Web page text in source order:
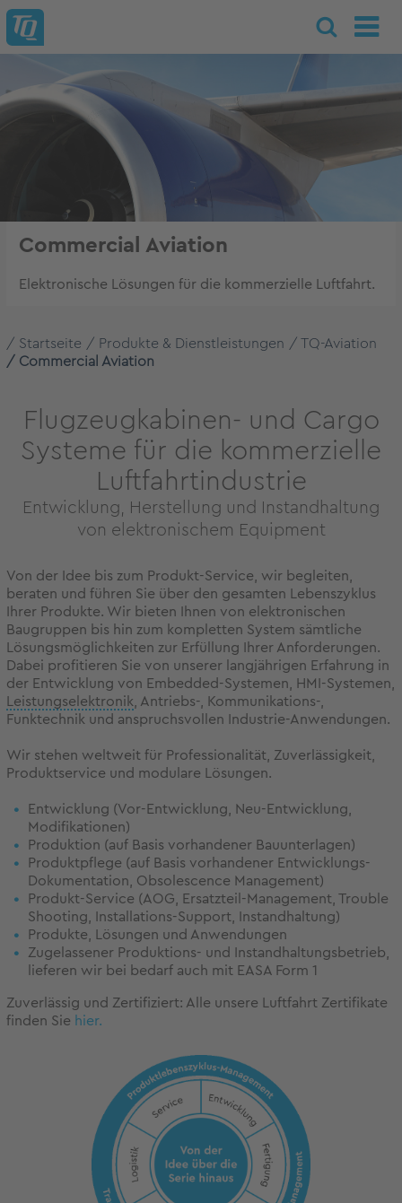
Commercial Aviation
Elektronische Lösungen für die kommerzielle Luftfahrt.
Startseite Produkte & Dienstleistungen
TQ-Aviation
Commercial Aviation
Flugzeugkabinen- und Cargo
Systeme für die kommerzielle
Luftfahrtindustrie
Entwicklung, Herstellung und Instandhaltung
von elektronischem Equipment
Von der Idee bis zum Produkt-Service, wir begleiten,
beraten und führen Sie über den gesamten Lebenszyklus
Ihrer Produkte. Wir bieten Ihnen von elektronischen
Baugruppen bis hin zum kompletten System sämtliche
Lösungsmöglichkeiten zur Erfüllung Ihrer Anforderungen.
Dabei profitieren Sie von unserer langjährigen Erfahrung in
der Entwicklung von Embedded-Systemen, HMI-Systemen,
Leistungselektronik , Antriebs-, Kommunikations-,
Funktechnik und anspruchsvollen Industrie-Anwendungen.
Wir stehen weltweit für Professionalität, Zuverlässigkeit,
Produktservice und modulare Lösungen.
Entwicklung (Vor-Entwicklung, Neu-Entwicklung,
Modifikationen)
Produktion (auf Basis vorhandener Bauunterlagen)
Produktpflege (auf Basis vorhandener Entwicklungs-
Dokumentation, Obsolescence Management)
Produkt-Service (AOG, Ersatzteil-Management, Trouble
Shooting, Installations-Support, Instandhaltung)
Produkte, Lösungen und Anwendungen
Zugelassener Produktions- und Instandhaltungsbetrieb,
lieferen wir bei bedarf auch mit EASA Form 1
Zuverlässig und Zertifiziert: Alle unsere Luftfahrt Zertifikate
finden Sie hier.